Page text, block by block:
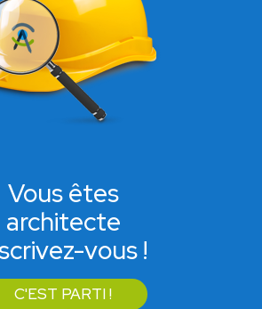
Vous êtes
architecte
vous !
C'EST PARTI !